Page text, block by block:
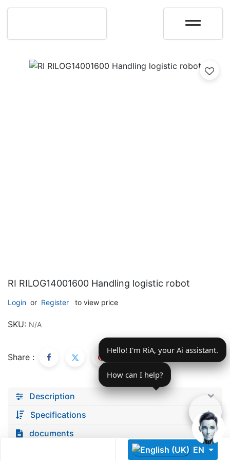
EN
RI RILOG14001600 Handling logistic robot
Login or Register to view price
SKU: N/A
Share :
Description
Specifications
documents
Platformă integrată pentru managementul flotei de roboți
Monitorizare în timp real și analiză date
Conectează roboți, software și servicii într-o singură
Scalabil de la 1 robot la zeci de unități
Hello! I'm RiA, your Ai assistant.
How can I help?